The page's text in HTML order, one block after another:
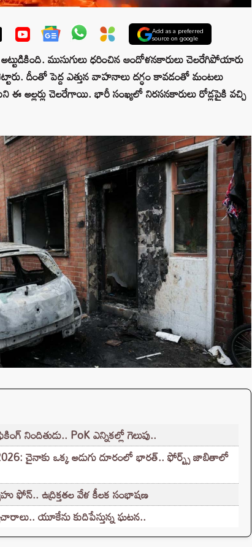
Add as a preferred
source on google
ముసుగులు ధరించిన ఆందోళనకారులు చెలరేగిపోయారు
దీంతో పెద్ద ఎత్తున వాహనాలు దగ్ధం కావడంతో మంటలు
ఈ అల్లర్లు చెలరేగాయి. భారీ సంఖ్యలో నిరసనకారులు రోడ్లపైకి వచ్చి
నిందితుడు.. PoK ఎన్నికల్లో గెలుపు..
చైనాకు ఒక్క అడుగు దూరంలో భారత్.. ఫోర్బ్స్ జాబితాలో
ఫోన్.. ఉద్రిక్తతల వేళ కీలక సంభాషణ
యూకేను కుదిపేస్తున్న ఘటన..